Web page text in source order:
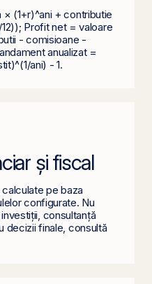
× (1+r)^ani + contributie
12)); Profit net = valoare
- comisioane -
anualizat =
ani) - 1.
și fiscal
pe baza
configurate. Nu
consultanță
decizii finale, consultă